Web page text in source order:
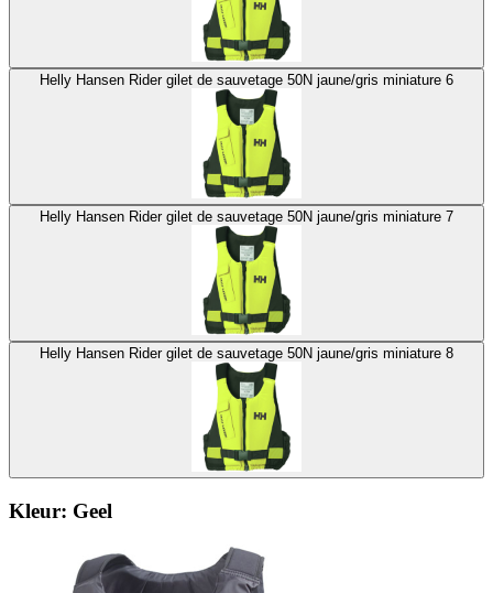
Helly Hansen Rider gilet de sauvetage 50N jaune/gris miniature 6
Helly Hansen Rider gilet de sauvetage 50N jaune/gris miniature 7
Helly Hansen Rider gilet de sauvetage 50N jaune/gris miniature 8
Kleur: Geel